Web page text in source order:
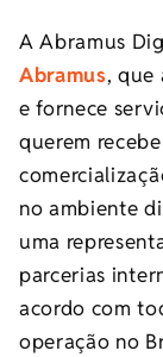
A Abramus
Abramus, que
e fornece
querem
no ambiente
uma
parcerias
acordo com
operação no